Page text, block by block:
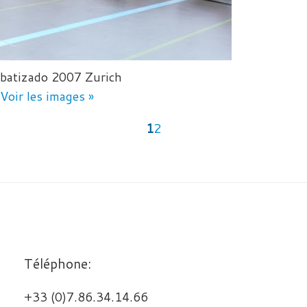
batizado 2007 Zurich
Voir les images »
12
Téléphone:
+33 (0)7.86.34.14.66